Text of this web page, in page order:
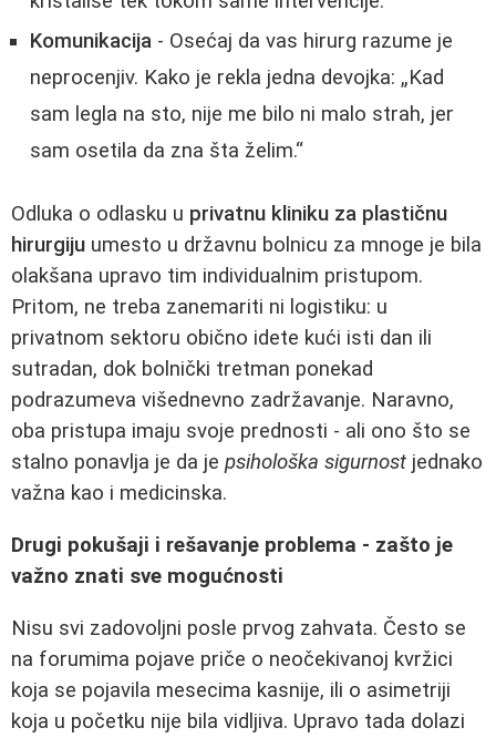
Komunikacija - Osećaj da vas hirurg razume je
neprocenjiv. Kako je rekla jedna devojka: „Kad
sam legla na sto, nije me bilo ni malo strah, jer
sam osetila da zna šta želim.“
Odluka o odlasku u privatnu kliniku za plastičnu
hirurgiju umesto u državnu bolnicu za mnoge je bila
olakšana upravo tim individualnim pristupom.
Pritom, ne treba zanemariti ni logistiku: u
privatnom sektoru obično idete kući isti dan ili
sutradan, dok bolnički tretman ponekad
podrazumeva višednevno zadržavanje. Naravno,
oba pristupa imaju svoje prednosti - ali ono što se
stalno ponavlja je da je psihološka sigurnost jednako
važna kao i medicinska.
Drugi pokušaji i rešavanje problema - zašto je
važno znati sve mogućnosti
Nisu svi zadovoljni posle prvog zahvata. Često se
na forumima pojave priče o neočekivanoj kvržici
koja se pojavila mesecima kasnije, ili o asimetriji
koja u početku nije bila vidljiva. Upravo tada dolazi